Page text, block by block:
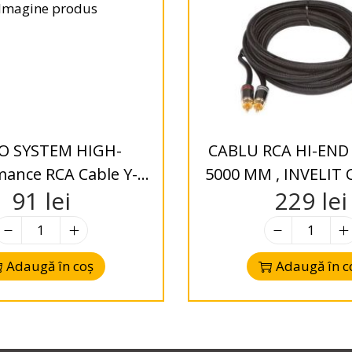
SYSTEM HIGH-
RCA Cable Y-
500 mm (2x muf?
1x muf? F)
91 lei
Adaugă în coș
CABLU RCA HI-END
5000 MM , INVELIT
DE SARPE”
System
229 lei
Adaugă în